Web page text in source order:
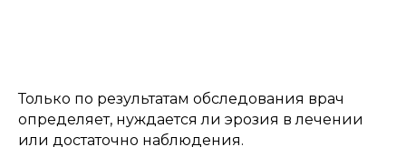
Только по результатам обследования врач
определяет, нуждается ли эрозия в лечении
или достаточно наблюдения.
Лицензии